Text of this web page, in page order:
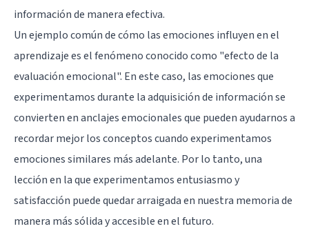
información de manera efectiva.
Un ejemplo común de cómo las emociones influyen en el
aprendizaje es el fenómeno conocido como "efecto de la
evaluación emocional". En este caso, las emociones que
experimentamos durante la adquisición de información se
convierten en anclajes emocionales que pueden ayudarnos a
recordar mejor los conceptos cuando experimentamos
emociones similares más adelante. Por lo tanto, una
lección en la que experimentamos entusiasmo y
satisfacción puede quedar arraigada en nuestra memoria de
manera más sólida y accesible en el futuro.